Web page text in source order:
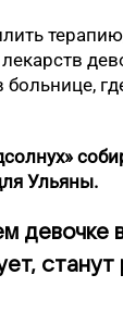
Ульяны.
девочке